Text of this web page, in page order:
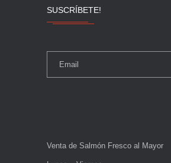
SUSCRÍBETE!
Venta de Salmón Fresco al Mayor